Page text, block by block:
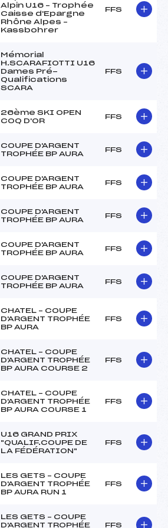
Alpin U16 – Trophée
Caisse d'Epargne
Rhône Alpes –
Kassbohrer
FFS
Mémorial
H.SCARAFIOTTI U16
Dames Pré-
Qualifications
SCARA
FFS
26ème SKI OPEN
COQ D'OR
FFS
COUPE D'ARGENT
TROPHÉE BP AURA
FFS
COUPE D'ARGENT
TROPHÉE BP AURA
FFS
COUPE D'ARGENT
TROPHÉE BP AURA
FFS
COUPE D'ARGENT
TROPHÉE BP AURA
FFS
COUPE D'ARGENT
TROPHÉE BP AURA
FFS
CHATEL – COUPE
D'ARGENT TROPHÉE
BP AURA
FFS
CHATEL – COUPE
D'ARGENT TROPHÉE
BP AURA COURSE 2
FFS
CHATEL – COUPE
D'ARGENT TROPHÉE
BP AURA COURSE 1
FFS
U16 GRAND PRIX
"QUALIF.COUPE DE
LA FÉDÉRATION"
FFS
LES GETS – COUPE
D'ARGENT TROPHÉE
BP AURA RUN 1
FFS
LES GETS – COUPE
D'ARGENT TROPHÉE
FFS